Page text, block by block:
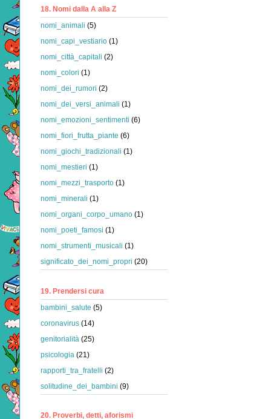
18. Nomi dalla A alla Z
nomi_animali (5)
nomi_capi_vestiario (1)
nomi_città_capitali (2)
nomi_colori (1)
nomi_dei_rumori (2)
nomi_dei_versi_animali (1)
nomi_emozioni_sentimenti (6)
nomi_fiori_frutta_piante (6)
nomi_giochi_tradizionali (1)
nomi_mestieri (1)
nomi_mezzi_trasporto (1)
nomi_minerali (1)
nomi_organi_corpo_umano (1)
nomi_poeti_famosi (1)
nomi_strumenti_musicali (1)
significato_dei_nomi_propri (20)
19. Prendersi cura
bambini_salute (5)
coronavirus (14)
genitorialità (25)
psicologia (21)
rapporti_tra_fratelli (2)
solitudine_dei_bambini (9)
20. Proverbi, detti, aforismi